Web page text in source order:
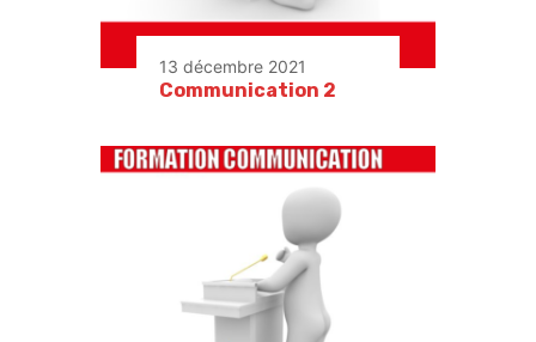
13 décembre 2021
Communication 2